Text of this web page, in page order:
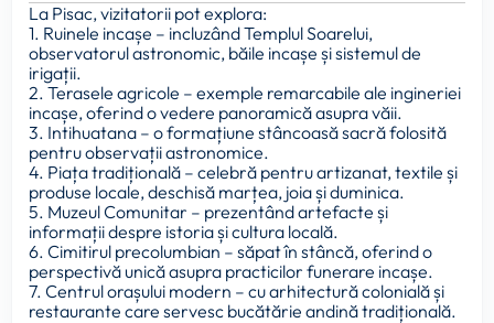
La Pisac, vizitatorii pot explora:
1. Ruinele incașe – incluzând Templul Soarelui,
observatorul astronomic, băile incașe și sistemul de
irigații.
2. Terasele agricole – exemple remarcabile ale ingineriei
incașe, oferind o vedere panoramică asupra văii.
3. Intihuatana – o formațiune stâncoasă sacră folosită
pentru observații astronomice.
4. Piața tradițională – celebră pentru artizanat, textile și
produse locale, deschisă marțea, joia și duminica.
5. Muzeul Comunitar – prezentând artefacte și
informații despre istoria și cultura locală.
6. Cimitirul precolumbian – săpat în stâncă, oferind o
perspectivă unică asupra practicilor funerare incașe.
7. Centrul orașului modern – cu arhitectură colonială și
restaurante care servesc bucătărie andină tradițională.